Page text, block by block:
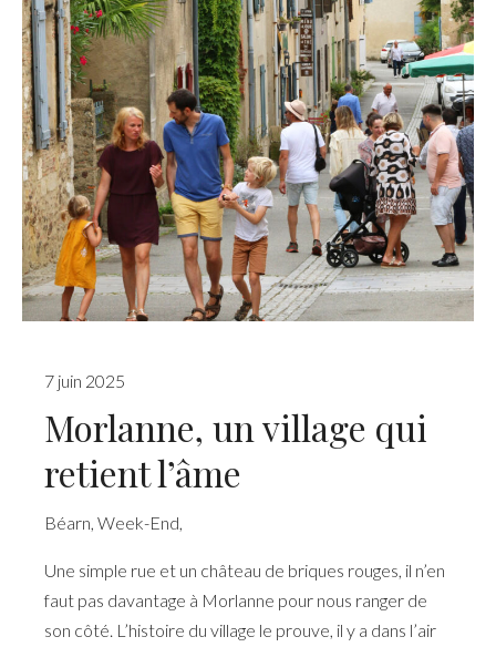
7 juin 2025
Morlanne, un village qui
retient l’âme
Béarn, Week-End,
Une simple rue et un château de briques rouges, il n’en
faut pas davantage à Morlanne pour nous ranger de
son côté. L’histoire du village le prouve, il y a dans l’air